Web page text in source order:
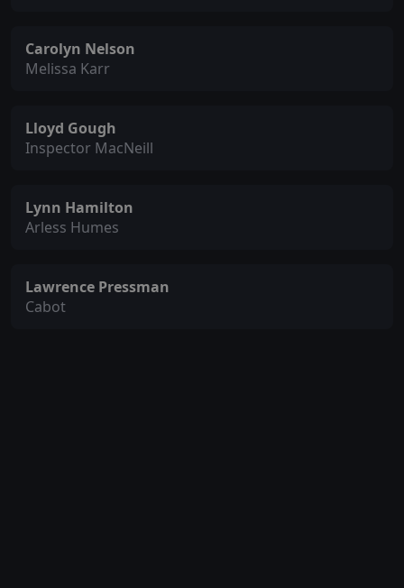
Carolyn Nelson
Melissa Karr
Lloyd Gough
Inspector MacNeill
Lynn Hamilton
Arless Humes
Lawrence Pressman
Cabot